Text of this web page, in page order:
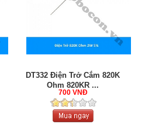
DT332 Điện Trở Cắm 820K
Ohm 820KR ...
700 VNĐ